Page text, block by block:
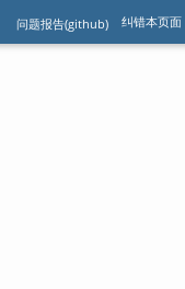
问题报告(github) 纠错本页面